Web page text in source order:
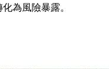
為風險暴露。